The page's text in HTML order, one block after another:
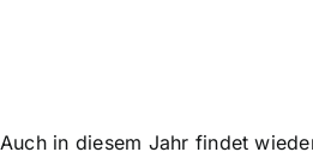
Auch in diesem Jahr findet